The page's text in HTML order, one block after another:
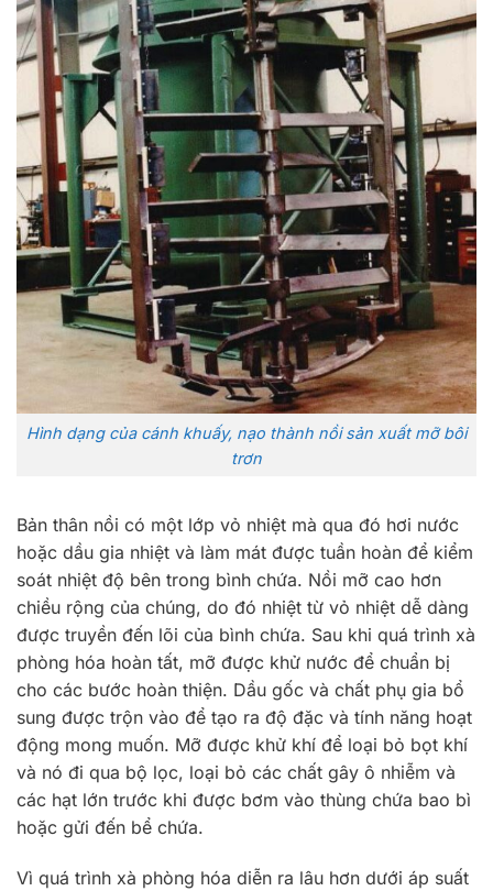
Hình dạng của cánh khuấy, nạo thành nồi sản xuất mỡ bôi
trơn
Bản thân nồi có một lớp vỏ nhiệt mà qua đó hơi nước
hoặc dầu gia nhiệt và làm mát được tuần hoàn để kiểm
soát nhiệt độ bên trong bình chứa. Nồi mỡ cao hơn
chiều rộng của chúng, do đó nhiệt từ vỏ nhiệt dễ dàng
được truyền đến lõi của bình chứa. Sau khi quá trình xà
phòng hóa hoàn tất, mỡ được khử nước để chuẩn bị
cho các bước hoàn thiện. Dầu gốc và chất phụ gia bổ
sung được trộn vào để tạo ra độ đặc và tính năng hoạt
động mong muốn. Mỡ được khử khí để loại bỏ bọt khí
và nó đi qua bộ lọc, loại bỏ các chất gây ô nhiễm và
các hạt lớn trước khi được bơm vào thùng chứa bao bì
hoặc gửi đến bể chứa.
Vì quá trình xà phòng hóa diễn ra lâu hơn dưới áp suất